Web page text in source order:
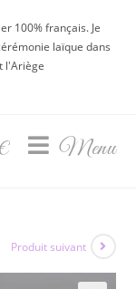
100% français. Je
laïque dans
l'Ariège
Menu
Produit suivant